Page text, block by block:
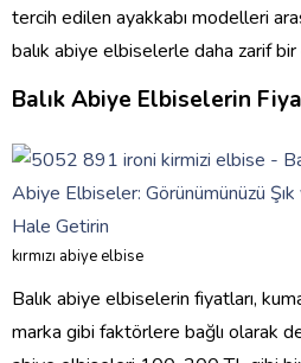
tercih edilen ayakkabı modelleri
balık abiye elbiselerle daha zarif
Balık Abiye Elbiselerin
kırmızı abiye elbise
Balık abiye elbiselerin fiyatları,
marka gibi faktörlere bağlı olarak